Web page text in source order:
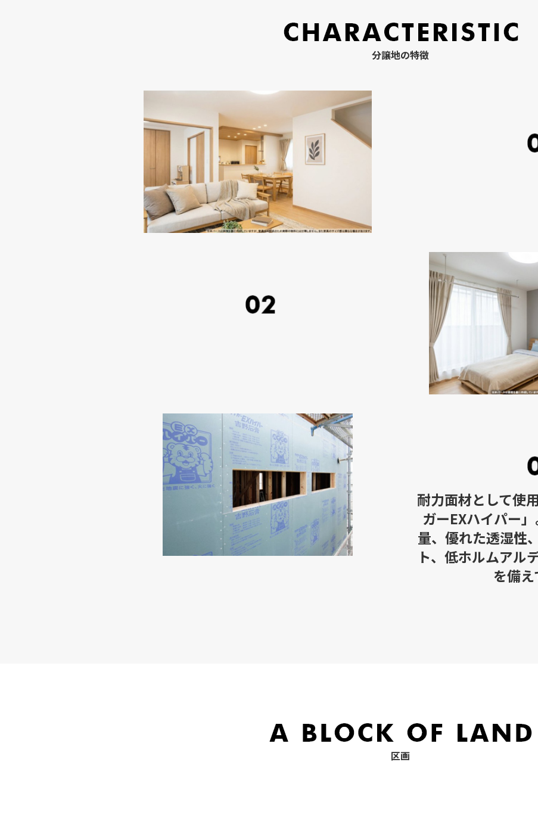
分譲地の特徴
耐力面材として使
ガーEXハイパー
量、優れた透湿性
ト、低ホルムアル
を備え
区画